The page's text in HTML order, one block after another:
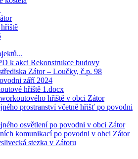
k akci Rekonstrukce budovy
Zátor – Loučky, č.p. 98
září 2024
hřiště 1.docx
hřiště v obci Zátor
prostranství včetně hřišť po povodni
osvětlení po povodni v obci Zátor
komunikací po povodni v obci Zátor
stezka v Zátoru